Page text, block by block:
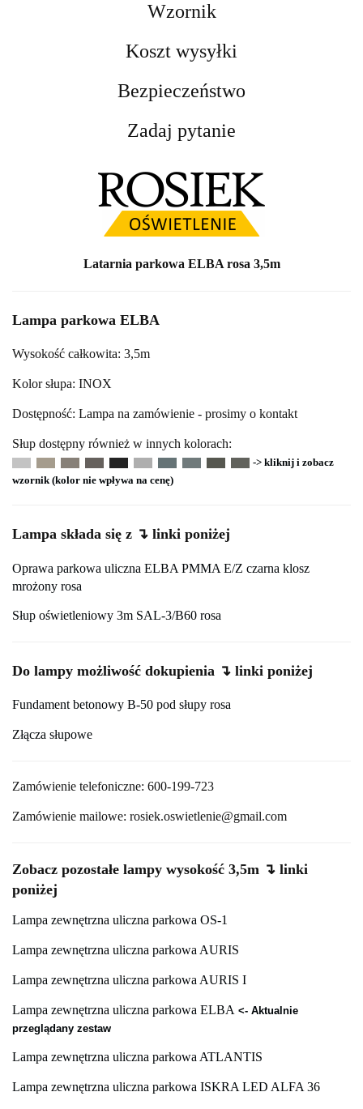
Wzornik
Koszt wysyłki
Bezpieczeństwo
Zadaj pytanie
Latarnia parkowa ELBA rosa 3,5m
Lampa parkowa ELBA
Wysokość całkowita: 3,5m
Kolor słupa: INOX
Dostępność: Lampa na zamówienie - prosimy o kontakt
Słup dostępny również w innych kolorach:
-> kliknij i zobacz
wzornik (kolor nie wpływa na cenę)
Lampa składa się z ↴ linki poniżej
Oprawa parkowa uliczna ELBA PMMA E/Z czarna klosz
mrożony rosa
Słup oświetleniowy 3m SAL-3/B60 rosa
Do lampy możliwość dokupienia ↴ linki poniżej
Fundament betonowy B-50 pod słupy rosa
Złącza słupowe
Zamówienie telefoniczne: 600-199-723
Zamówienie mailowe: rosiek.oswietlenie@gmail.com
Zobacz pozostałe lampy wysokość 3,5m ↴ linki
poniżej
Lampa zewnętrzna uliczna parkowa OS-1
Lampa zewnętrzna uliczna parkowa AURIS
Lampa zewnętrzna uliczna parkowa AURIS I
Lampa zewnętrzna uliczna parkowa ELBA <- Aktualnie
przeglądany zestaw
Lampa zewnętrzna uliczna parkowa ATLANTIS
Lampa zewnętrzna uliczna parkowa ISKRA LED ALFA 36